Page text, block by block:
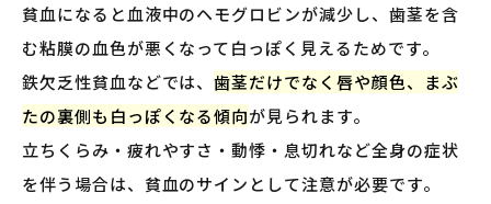
貧血になると血液中のヘモグロビンが減少し、歯茎を含
む粘膜の血色が悪くなって白っぽく見えるためです。
鉄欠乏性貧血などでは、歯茎だけでなく唇や顔色、まぶ
たの裏側も白っぽくなる傾向が見られます。
立ちくらみ・疲れやすさ・動悸・息切れなど全身の症状
を伴う場合は、貧血のサインとして注意が必要です。